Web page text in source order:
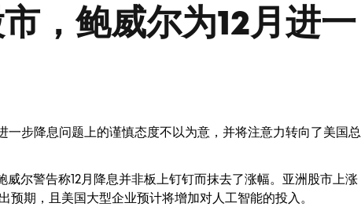
，鲍威尔为12月进一
步降息问题上的谨慎态度不以为意，并将注意力转向了美国总
尔警告称12月降息并非板上钉钉而抹去了涨幅。亚洲股市上涨
期，且美国大型企业预计将增加对人工智能的投入。